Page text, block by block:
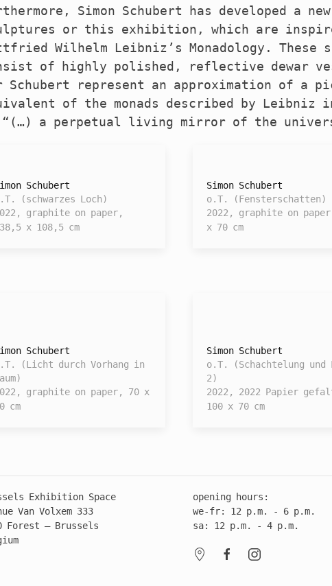
Simon Schubert has developed a
or this exhibition, which are
Wilhelm Leibniz’s Monadology. These
of highly polished, reflective dewar
Schubert represent an approximation of a
of the monads described by
“(…) a perpetual living mirror of the
Schubert
(schwarzes Loch)
graphite on paper,
x 108,5 cm
Simon Schubert
o.T. (Fensterschatten)
2022, graphite on
x 70 cm
Schubert
(Licht durch Vorhang in
graphite on paper, 70 x
cm
Simon Schubert
o.T. (Schachtelung und
2)
2022, 2022 Papier
100 x 70 cm
Exhibition Space
Van Volxem 333
Forest – Brussels
opening hours:
we-fr: 12 p.m. - 6 p.m.
sa: 12 p.m. - 4 p.m.